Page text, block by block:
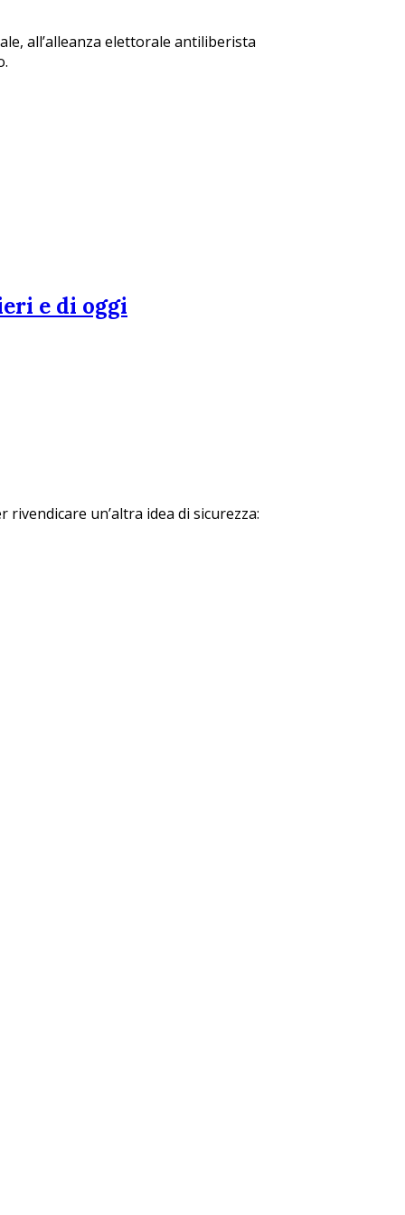
all’alleanza elettorale antiliberista
e di oggi
un’altra idea di sicurezza: